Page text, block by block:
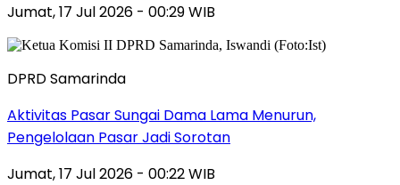
Jumat, 17 Jul 2026 - 00:29 WIB
DPRD Samarinda
Aktivitas Pasar Sungai Dama Lama Menurun,
Pengelolaan Pasar Jadi Sorotan
Jumat, 17 Jul 2026 - 00:22 WIB